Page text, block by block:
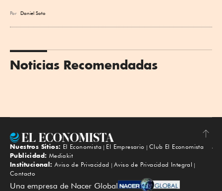
Por Daniel Soto
Noticias Recomendadas
Subir
Nuestros Sitios: El Economista El Empresario
Club El Economista
Publicidad: Mediakit
Institucional: Aviso de Privacidad
Aviso de Privacidad Integral
Contacto
Una empresa de Nacer Global